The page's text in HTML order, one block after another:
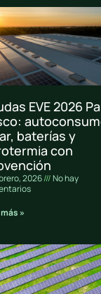
EVE 2026
baterías y
con
2026
No hay
»